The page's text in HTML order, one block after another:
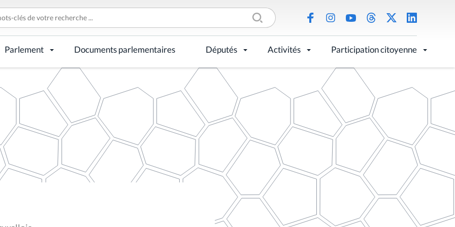
Parlement Documents parlementaires Députés Activités Participation citoyenne